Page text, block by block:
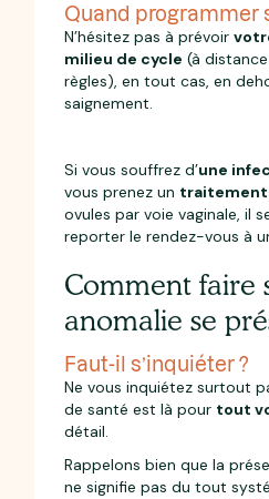
Quand programmer
N’hésitez pas à prévoir
milieu de cycle (à
règles), en tout cas, en
saignement.
Si vous souffrez d’une
vous prenez un
ovules par voie vaginale, il
reporter le rendez-vous à
Comment faire
anomalie se
Faut-il s’inquiéter ?
Ne vous inquiétez surtout
de santé est là pour tout
détail.
Rappelons bien que la
ne signifie pas du tout